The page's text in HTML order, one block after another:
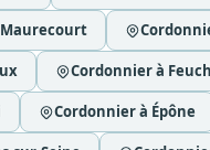
Cordonnier à
Cordonnier à Épône